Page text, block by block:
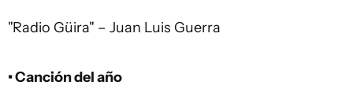
"Radio Güira" – Juan Luis Guerra
• Canción del año